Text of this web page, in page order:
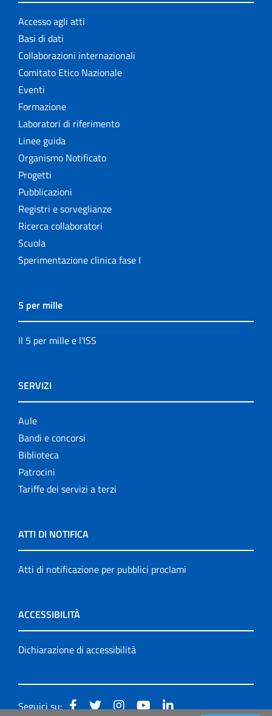
Accesso agli atti
Basi di dati
Collaborazioni internazionali
Comitato Etico Nazionale
Eventi
Formazione
Laboratori di riferimento
Linee guida
Organismo Notificato
Progetti
Pubblicazioni
Registri e sorveglianze
Ricerca collaboratori
Scuola
Sperimentazione clinica fase I
5 per mille
Il 5 per mille e l'ISS
SERVIZI
Aule
Bandi e concorsi
Biblioteca
Patrocini
Tariffe dei servizi a terzi
ATTI DI NOTIFICA
Atti di notificazione per pubblici proclami
ACCESSIBILITÀ
Dichiarazione di accessibilità
Seguici su: